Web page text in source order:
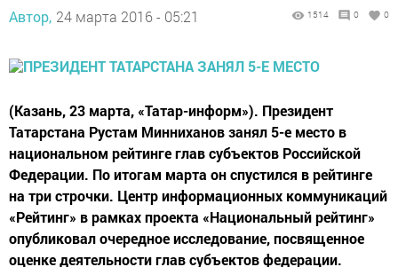
Автор, 24 марта 2016 - 05:21 1514 0 0
(Казань, 23 марта, «Татар-информ»). Президент
Татарстана Рустам Минниханов занял 5-е место в
национальном рейтинге глав субъектов Российской
Федерации. По итогам марта он спустился в рейтинге
на три строчки. Центр информационных коммуникаций
«Рейтинг» в рамках проекта «Национальный рейтинг»
опубликовал очередное исследование, посвященное
оценке деятельности глав субъектов федерации.